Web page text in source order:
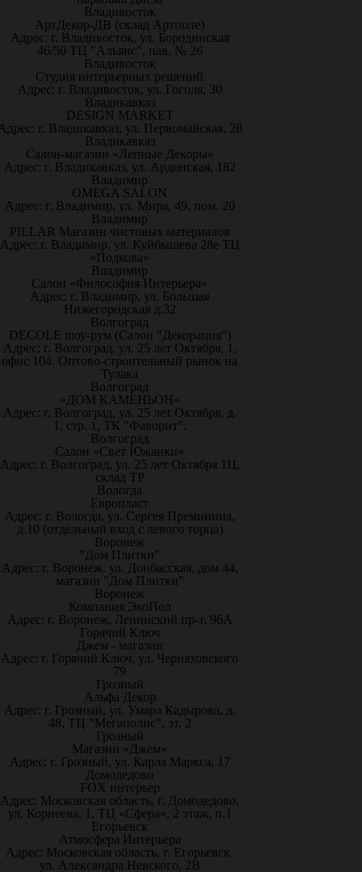
Владивосток
АртДекор-ДВ (склад Артполе)
Адрес: г. Владивосток, ул. Бородинская
46/50 ТЦ "Альянс", пав. № 26
Владивосток
Студия интерьерных решений
Адрес: г. Владивосток, ул. Гоголя, 30
Владикавказ
DESIGN MARKET
г. Владикавказ, ул. Первомайская, 28
Владикавказ
Салон-магазин «Лепные Декоры»
Адрес: г. Владикавказ, ул. Ардонская, 182
Владимир
OMEGA SALON
Адрес: г. Владимир, ул. Мира, 49, пом. 20
Владимир
PILLAR Магазин чистовых материалов
Адрес: г. Владимир, ул. Куйбышева 28е ТЦ
«Подкова»
Владимир
Салон «Философия Интерьера»
Адрес: г. Владимир, ул. Большая
Нижегородская д.32
Волгоград
DECOLE шоу-рум (Салон "Декорация")
Адрес: г. Волгоград, ул. 25 лет Октября, 1,
офис 104. Оптово-строительный рынок на
Тулака
Волгоград
«ДОМ КАМЕНЬОН»
Адрес: г. Волгоград, ул. 25 лет Октября, д.
1, стр. 1, ТК "Фаворит".
Волгоград
Салон «Свет Южанки»
Адрес: г. Волгоград, ул. 25 лет Октября 1Ц,
склад ТР
Вологда
Европласт
Адрес: г. Вологда, ул. Сергея Преминина,
д.10 (отдельный вход с левого торца)
Воронеж
"Дом Плитки"
Адрес: г. Воронеж. ул. Донбасская, дом 44,
магазин "Дом Плитки"
Воронеж
Компания ЭкоПол
Адрес: г. Воронеж, Ленинский пр-т, 96А
Горячий Ключ
Джем - магазин
Адрес: г. Горячий Ключ, ул. Черняховского
79
Грозный
Альфа Декор
Адрес: г. Грозный, ул. Умара Кадырова, д.
48, ТЦ "Мегаполис", эт. 2
Грозный
Магазин «Джем»
Адрес: г. Грозный, ул. Карла Маркса, 17
Домодедово
FOX интерьер
Адрес: Московская область, г. Домодедово,
ул. Корнеева, 1, ТЦ «Сфера», 2 этаж, п.1
Егорьевск
Атмосфера Интерьера
Адрес: Московская область, г. Егорьевск,
ул. Александра Невского, 2В